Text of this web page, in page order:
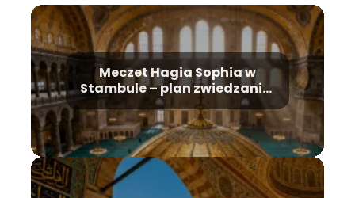
Meczet Hagia Sophia w
Stambule – plan zwiedzania,
historia, bilety